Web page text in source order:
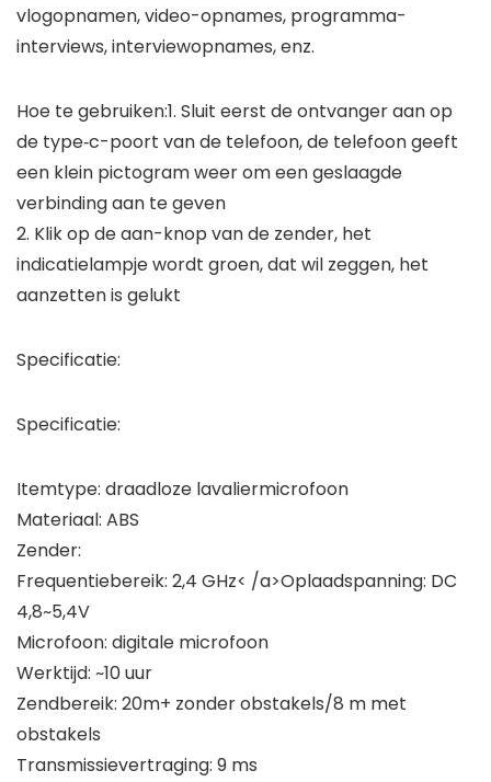
vlogopnamen, video-opnames, programma-
interviews, interviewopnames, enz.
Hoe te gebruiken:1. Sluit eerst de ontvanger aan op
de type‑c-poort van de telefoon, de telefoon geeft
een klein pictogram weer om een ​​geslaagde
verbinding aan te geven
2. Klik op de aan-knop van de zender, het
indicatielampje wordt groen, dat wil zeggen, het
aanzetten is gelukt
Specificatie:
Specificatie:
Itemtype: draadloze lavaliermicrofoon
Materiaal: ABS
Zender:
Frequentiebereik: 2,4 GHz< /a>Oplaadspanning: DC
4,8~5,4V
Microfoon: digitale microfoon
Werktijd: ~10 uur
Zendbereik: 20m+ zonder obstakels/8 m met
obstakels
Transmissievertraging: 9 ms